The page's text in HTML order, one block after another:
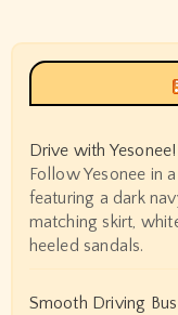
Drive with Yesonee!
Follow Yesonee in
featuring a dark
matching skirt,
heeled sandals.
Smooth Driving